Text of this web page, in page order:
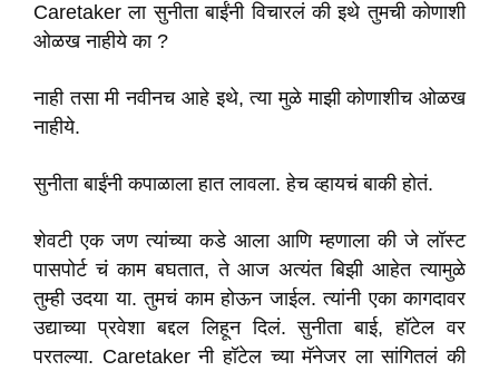
Caretaker ला सुनीता बाईंनी विचारलं की इथे तुमची कोणाशी
ओळख नाहीये का ?
नाही तसा मी नवीनच आहे इथे, त्या मुळे माझी कोणाशीच ओळख
नाहीये.
सुनीता बाईंनी कपाळाला हात लावला. हेच व्हायचं बाकी होतं.
शेवटी एक जण त्यांच्या कडे आला आणि म्हणाला की जे लॉस्ट
पासपोर्ट चं काम बघतात, ते आज अत्यंत बिझी आहेत त्यामुळे
तुम्ही उदया या. तुमचं काम होऊन जाईल. त्यांनी एका कागदावर
उद्याच्या प्रवेशा बद्दल लिहून दिलं. सुनीता बाई, हॉटेल वर
परतल्या. Caretaker नी हॉटेल च्या मॅनेजर ला सांगितलं की